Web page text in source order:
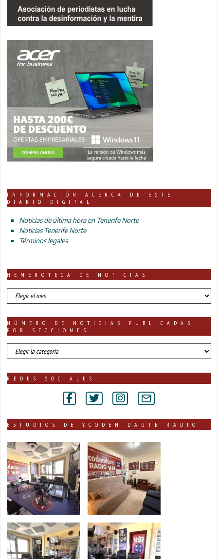
INFORMACIÓN ACERCA DE ESTE
DIARIO DIGITAL
Noticias de última hora en Tenerife Norte
Noticias Tenerife Norte
Términos legales
HEMEROTECA DE NOTICIAS
HEMEROTECA
DE
NÚMERO DE NOTICIAS PUBLICADAS
POR SECCIONES
número
de
publicadas
REDES SOCIALES
ESTUDIOS DE YCODEN DAUTE RADIO